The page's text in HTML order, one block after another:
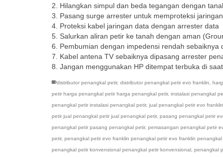
2. Hilangkan simpul dan beda tegangan dengan
3. Pasang surge arrester untuk memproteksi
4. Proteksi kabel jaringan data dengan arrester data
5. Salurkan aliran petir ke tanah dengan aman
6. Pembumian dengan impedensi rendah sebaiknya
7. Kabel antena TV sebaiknya dipasang arrester
8. Jangan menggunakan HP ditempat terbuka di
distributor penangkal petir, distributor penangkal petir evo franklin
petir harga penangkal petir harga penangkal petir, instalasi penangkal
penangkal petir instalasi penangkal petir, jual penangkal petir evo
petir jual penangkal petir jual penangkal petir, pasang penangkal petir
penangkal petir pasang penangkal petir, pemasangan penangkal petir
petir, penangkal petir evo franklin penangkal petir evo franklin
penangkal petir konvensional penangkal petir konvensional penangkal